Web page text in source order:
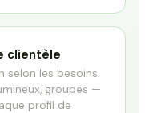
clientèle
selon les besoins.
groupes —
profil de